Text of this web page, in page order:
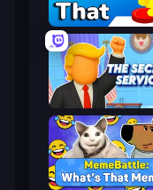
ToT or Trivia
The Secret Service